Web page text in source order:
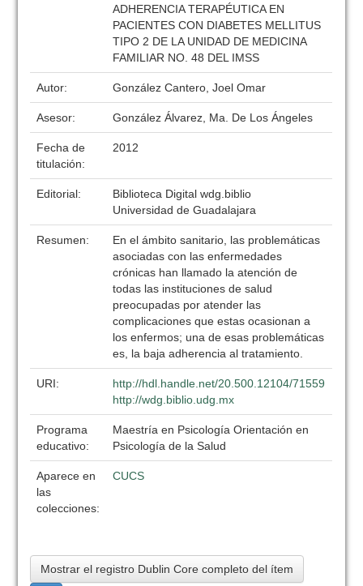
ADHERENCIA TERAPÉUTICA EN
PACIENTES CON DIABETES MELLITUS
TIPO 2 DE LA UNIDAD DE MEDICINA
FAMILIAR NO. 48 DEL IMSS
Autor: González Cantero, Joel Omar
Asesor: González Álvarez, Ma. De Los Ángeles
Fecha de
titulación:
2012
Editorial:
Biblioteca Digital wdg.biblio
Universidad de Guadalajara
Resumen:
En el ámbito sanitario, las problemáticas
asociadas con las enfermedades
crónicas han llamado la atención de
todas las instituciones de salud
preocupadas por atender las
complicaciones que estas ocasionan a
los enfermos; una de esas problemáticas
es, la baja adherencia al tratamiento.
URI:
http://hdl.handle.net/20.500.12104/71559
http://wdg.biblio.udg.mx
Programa
educativo:
Maestría en Psicología Orientación en
Psicología de la Salud
Aparece en
las
colecciones:
CUCS
Mostrar el registro Dublin Core completo del ítem